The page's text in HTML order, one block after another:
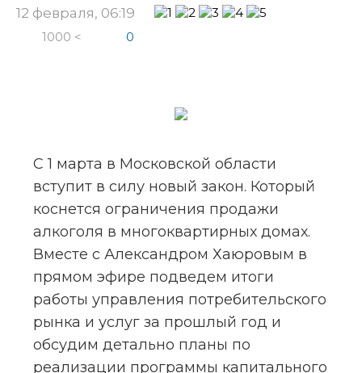
12 февраля, 06:19
1000 < 0
С 1 марта в Московской области
вступит в силу новый закон. Который
коснется ограничения продажи
алкоголя в многоквартирных домах.
Вместе с Александром Хаюровым в
прямом эфире подведем итоги
работы управления потребительского
рынка и услуг за прошлый год и
обсудим детально планы по
реализации программы капитального